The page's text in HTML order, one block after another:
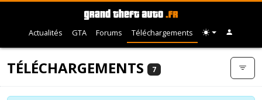
Actualités GTA Forums Téléchargements
TÉLÉCHARGEMENTS 7